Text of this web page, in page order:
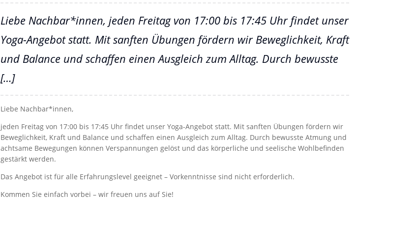
Liebe Nachbar*innen, jeden Freitag von 17:00 bis 17:45 Uhr findet unser
Yoga-Angebot statt. Mit sanften Übungen fördern wir Beweglichkeit, Kraft
und Balance und schaffen einen Ausgleich zum Alltag. Durch bewusste
[…]
Liebe Nachbar*innen,
jeden Freitag von 17:00 bis 17:45 Uhr findet unser Yoga-Angebot statt. Mit sanften Übungen fördern wir
Beweglichkeit, Kraft und Balance und schaffen einen Ausgleich zum Alltag. Durch bewusste Atmung und
achtsame Bewegungen können Verspannungen gelöst und das körperliche und seelische Wohlbefinden
gestärkt werden.
Das Angebot ist für alle Erfahrungslevel geeignet – Vorkenntnisse sind nicht erforderlich.
Kommen Sie einfach vorbei – wir freuen uns auf Sie!